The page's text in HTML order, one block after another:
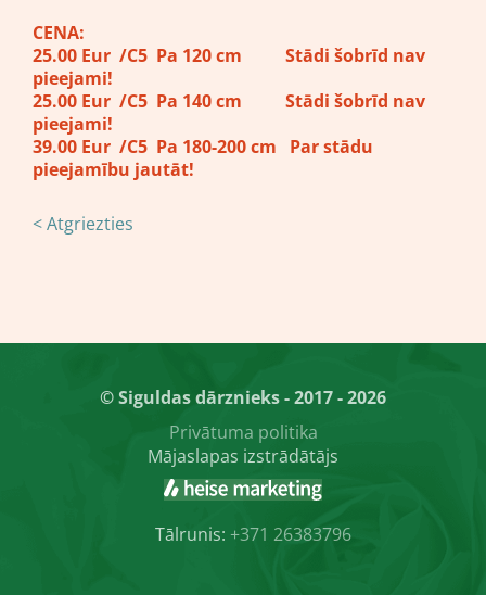
CENA:
25.00 Eur /C5 Pa 120 cm Stādi šobrīd nav
pieejami!
25.00 Eur /C5 Pa 140 cm Stādi šobrīd nav
pieejami!
39.00 Eur /C5 Pa 180-200 cm Par stādu
pieejamību jautāt!
< Atgriezties
© Siguldas dārznieks - 2017 - 2026
Privātuma politika
Mājaslapas izstrādātājs
Tālrunis: +371 26383796